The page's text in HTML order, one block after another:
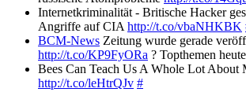
Internetkriminalität - Britische Hacker
Angriffe auf CIA http://t.co/vbaNHKBK
BCM-News Zeitung wurde gerade
http://t.co/KP9FyORa ? Topthemen
Bees Can Teach Us A Whole Lot About
http://t.co/leHtrQJv #